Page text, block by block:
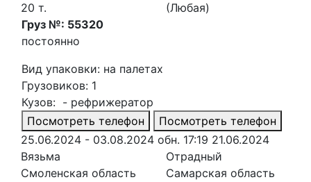
20 т.
(Любая)
Груз №: 55320
постоянно
Вид упаковки: на палетах
Грузовиков: 1
Кузов: - рефрижератор
Посмотреть телефон
Посмотреть телефон
25.06.2024 - 03.08.2024 обн. 17:19 21.06.2024
Вязьма
Смоленская область
Отрадный
Самарская область